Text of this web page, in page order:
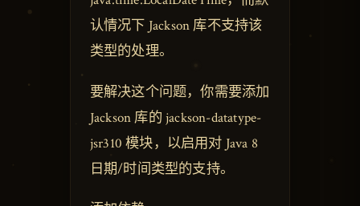
认情况下 Jackson 库不支持该
类型的处理。
要解决这个问题，你需要添加
Jackson 库的 jackson-datatype-
jsr310 模块，以启用对 Java 8
日期/时间类型的支持。